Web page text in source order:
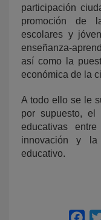
participación
promoción de
escolares y
enseñanza-
así como la
económica de la
A todo ello se le
por supuesto, el
educativas
innovación y la
educativo.